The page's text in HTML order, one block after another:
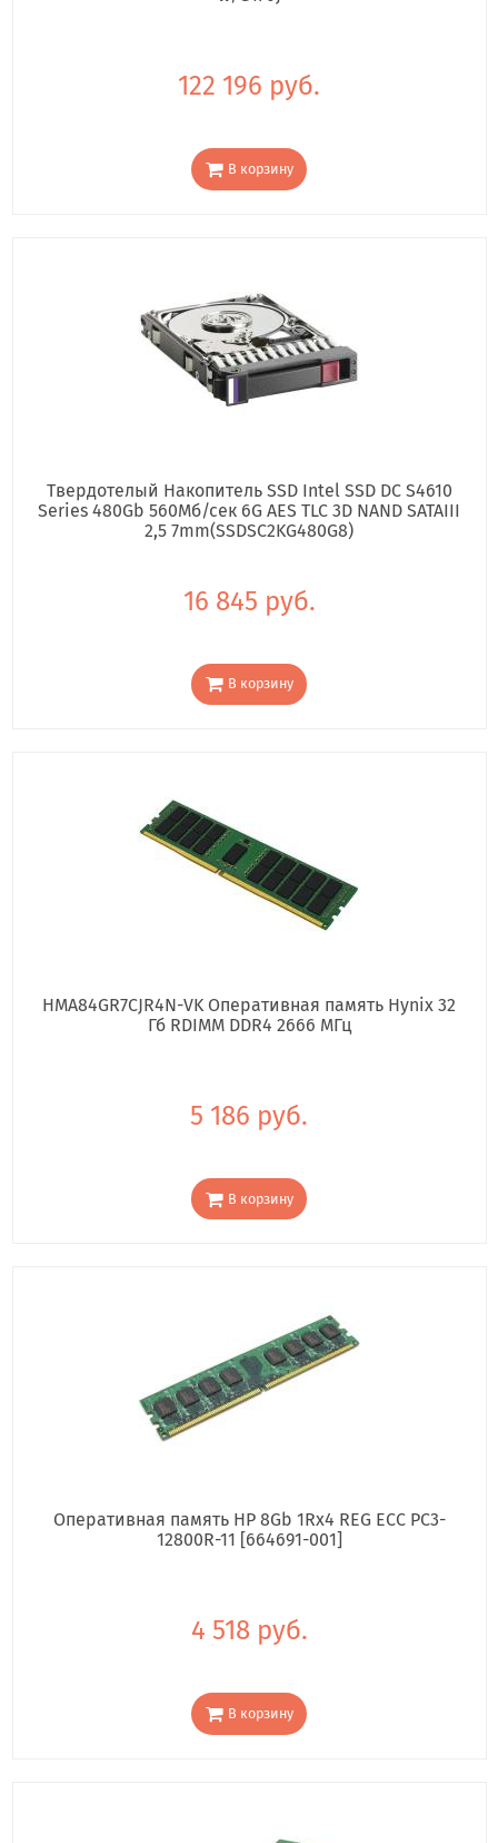
122 196 руб.
В корзину
Твердотелый Накопитель SSD Intel SSD DC S4610
Series 480Gb 560Мб/сек 6G AES TLC 3D NAND SATAIII
2,5 7mm(SSDSC2KG480G8)
16 845 руб.
В корзину
HMA84GR7CJR4N-VK Оперативная память Hynix 32
Гб RDIMM DDR4 2666 МГц
5 186 руб.
В корзину
Оперативная память HP 8Gb 1Rx4 REG ECC PC3-
12800R-11 [664691-001]
4 518 руб.
В корзину